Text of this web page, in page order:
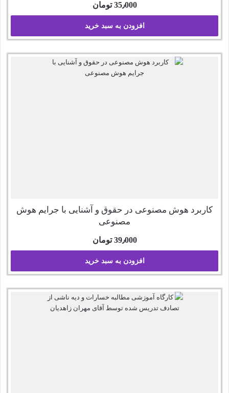
35٫000 تومان
افزودن به سبد خرید
کاربرد هوش مصنوعی در حقوق و آشنایی با جرایم هوش
مصنوعی
39٫000 تومان
افزودن به سبد خرید